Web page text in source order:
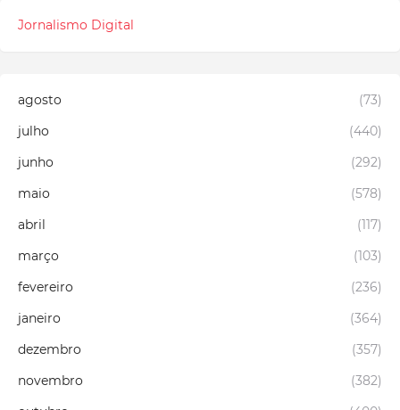
Jornalismo Digital
agosto
(73)
julho
(440)
junho
(292)
maio
(578)
abril
(117)
março
(103)
fevereiro
(236)
janeiro
(364)
dezembro
(357)
novembro
(382)